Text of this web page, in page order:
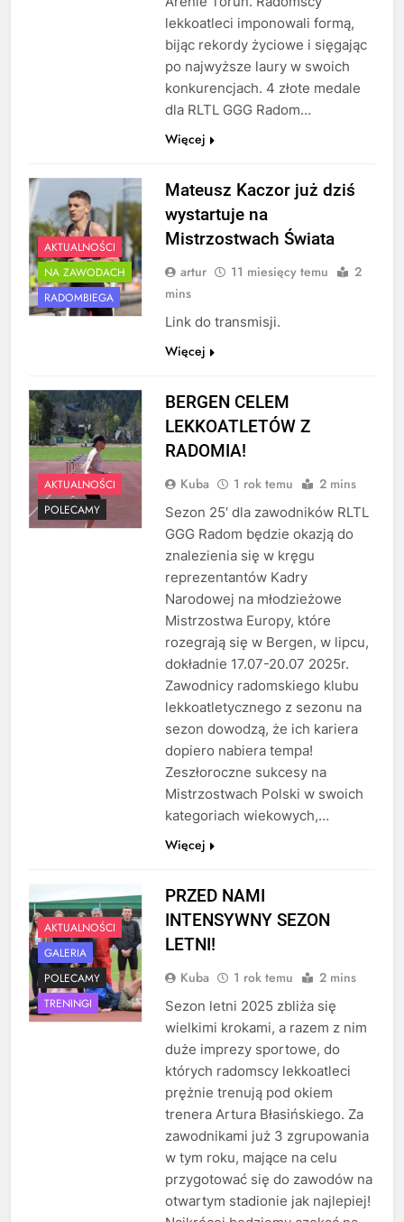
lekkoatleci imponowali formą,
bijąc rekordy życiowe i sięgając
po najwyższe laury w swoich
konkurencjach. 4 złote medale
dla RLTL GGG Radom…
Więcej
AKTUALNOŚCI
NA ZAWODACH
RADOMBIEGA
Mateusz Kaczor już dziś
wystartuje na
Mistrzostwach Świata
artur 11 miesięcy temu
2
mins
Link do transmisji.
Więcej
AKTUALNOŚCI
POLECAMY
BERGEN CELEM
LEKKOATLETÓW Z
RADOMIA!
Kuba 1 rok temu 2 mins
Sezon 25′ dla zawodników RLTL
GGG Radom będzie okazją do
znalezienia się w kręgu
reprezentantów Kadry
Narodowej na młodzieżowe
Mistrzostwa Europy, które
rozegrają się w Bergen, w lipcu,
dokładnie 17.07-20.07 2025r.
Zawodnicy radomskiego klubu
lekkoatletycznego z sezonu na
sezon dowodzą, że ich kariera
dopiero nabiera tempa!
Zeszłoroczne sukcesy na
Mistrzostwach Polski w swoich
kategoriach wiekowych,…
Więcej
AKTUALNOŚCI
GALERIA
POLECAMY
TRENINGI
PRZED NAMI
INTENSYWNY SEZON
LETNI!
Kuba 1 rok temu 2 mins
Sezon letni 2025 zbliża się
wielkimi krokami, a razem z nim
duże imprezy sportowe, do
których radomscy lekkoatleci
prężnie trenują pod okiem
trenera Artura Błasińskiego. Za
zawodnikami już 3 zgrupowania
w tym roku, mające na celu
przygotować się do zawodów na
otwartym stadionie jak najlepiej!